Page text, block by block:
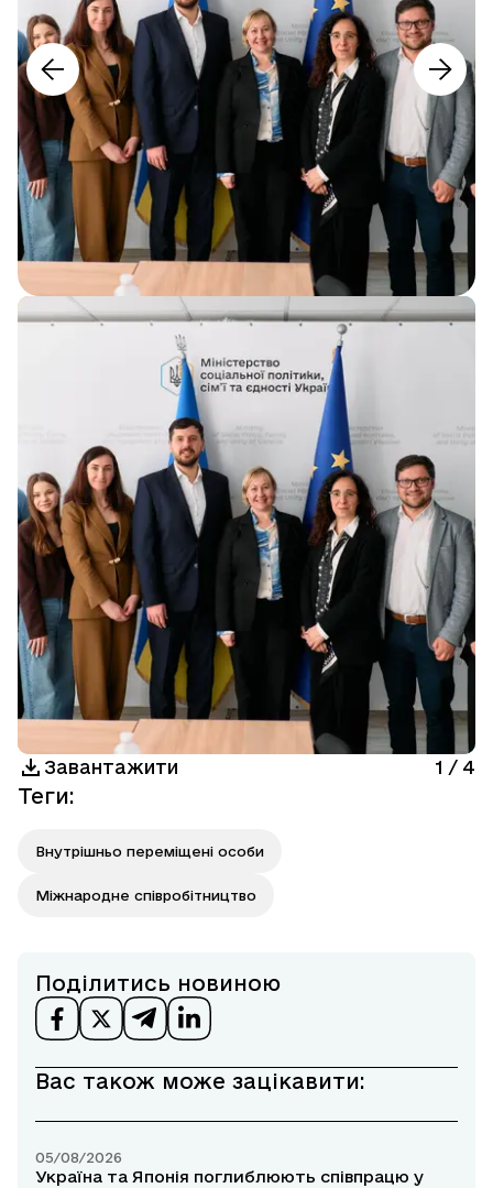
Завантажити 1 / 4
Теги:
Внутрішньо переміщені особи
Міжнародне співробітництво
Поділитись новиною
Вас також може зацікавити:
05/08/2026
Україна та Японія поглиблюють співпрацю у